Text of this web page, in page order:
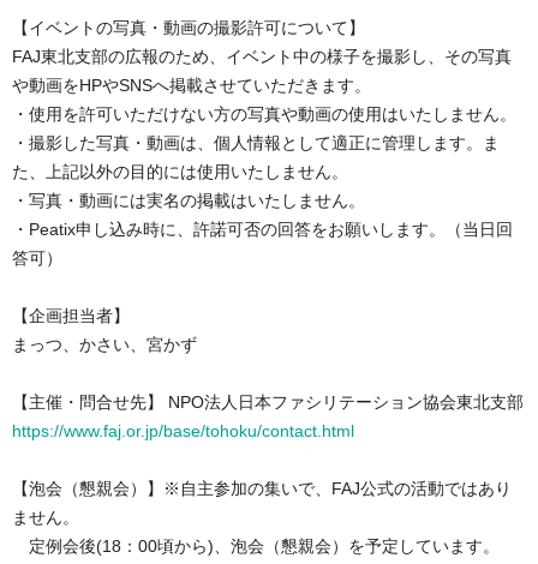
【イベントの写真・動画の撮影許可について】
FAJ東北支部の広報のため、イベント中の様子を撮影し、その写真
や動画をHPやSNSへ掲載させていただきます。
・使用を許可いただけない方の写真や動画の使用はいたしません。
・撮影した写真・動画は、個人情報として適正に管理します。ま
た、上記以外の目的には使用いたしません。
・写真・動画には実名の掲載はいたしません。
・Peatix申し込み時に、許諾可否の回答をお願いします。（当日回
答可）
【企画担当者】
まっつ、かさい、宮かず
【主催・問合せ先】 NPO法人日本ファシリテーション協会東北支部
https://www.faj.or.jp/base/tohoku/contact.html
【泡会（懇親会）】※自主参加の集いで、FAJ公式の活動ではあり
ません。
定例会後(18：00頃から)、泡会（懇親会）を予定しています。